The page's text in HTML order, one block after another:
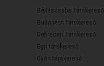
Békéscsabai társkereső
Budapesti társkereső
Debreceni társkereső
Egri társkereső
Győri társkereső